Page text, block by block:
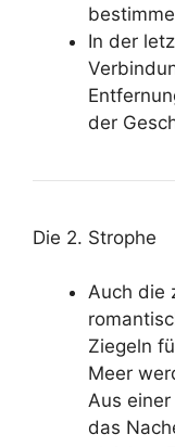
In der
der
Die 2. Strophe
Auch die
Ziegeln
Meer
Aus
das